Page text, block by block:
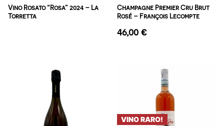
Vino Rosato “Rosa” 2024 – La
Torretta
Champagne Premier Cru Brut
Rosé – François Lecompte
46,00 €
VINO RARO!